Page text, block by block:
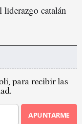
catalán
para recibir las
APUNTARME